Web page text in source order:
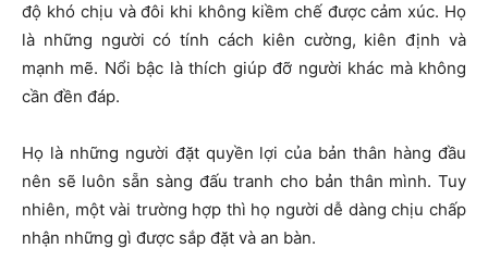
độ khó chịu và đôi khi không kiềm chế được cảm xúc. Họ
là những người có tính cách kiên cường, kiên định và
mạnh mẽ. Nổi bậc là thích giúp đỡ người khác mà không
cần đền đáp.
Họ là những người đặt quyền lợi của bản thân hàng đầu
nên sẽ luôn sẵn sàng đấu tranh cho bản thân mình. Tuy
nhiên, một vài trường hợp thì họ người dễ dàng chịu chấp
nhận những gì được sắp đặt và an bàn.